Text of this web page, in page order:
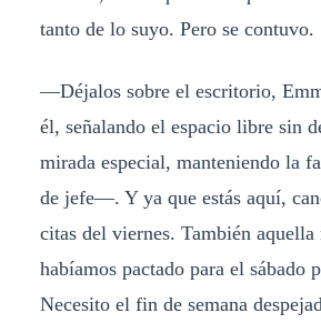
tanto de lo suyo. Pero se contuvo.
​—Déjalos sobre el escritorio,
él, señalando el espacio libre sin
mirada especial, manteniendo la
de jefe—. Y ya que estás aquí,
citas del viernes. También aquella
habíamos pactado para el sábado
Necesito el fin de semana